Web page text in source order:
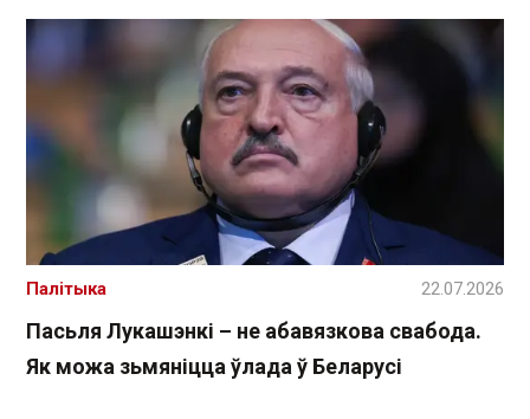
Пасьля Лукашэнкі – не абавязкова свабода.
Як можа зьмяніцца ўлада ў Беларусі
Палітыка 22.07.2026